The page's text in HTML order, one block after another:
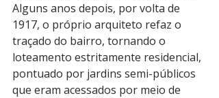
Alguns anos depois, por volta de
1917, o próprio arquiteto refaz o
traçado do bairro, tornando o
loteamento estritamente residencial,
pontuado por jardins semi-públicos
que eram acessados por meio de